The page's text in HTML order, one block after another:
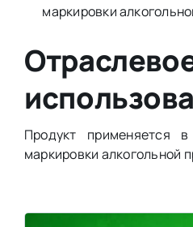
маркировки
Продукт применяется
маркировки алкогольной